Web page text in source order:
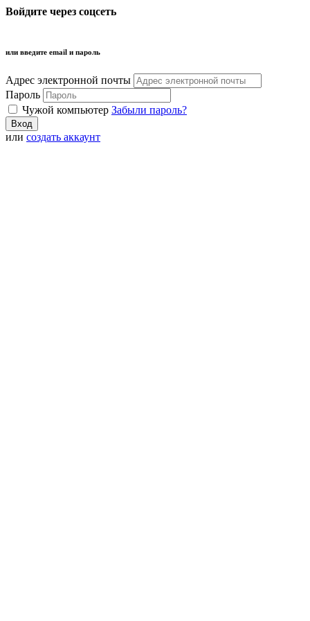
Войдите через соцсеть
или введите email и пароль
Адрес электронной почты
Пароль
Чужой компьютер Забыли пароль?
или создать аккаунт